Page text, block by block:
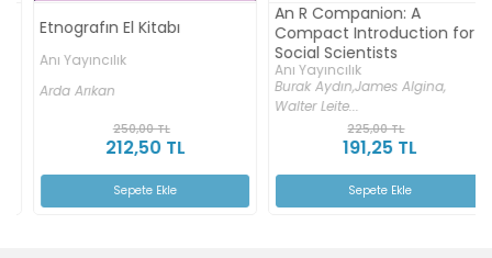
Etnografın El Kitabı
Anı Yayıncılık
Arda Arıkan
250,00 TL
212,50 TL
Sepete Ekle
An R Companion: A
Compact Introduction for
Social Scientists
Anı Yayıncılık
Burak Aydın,James Algina,
Walter Leite...
225,00 TL
191,25 TL
Sepete Ekle